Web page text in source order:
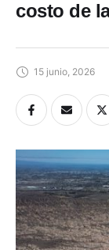
costo de
15 junio, 2026